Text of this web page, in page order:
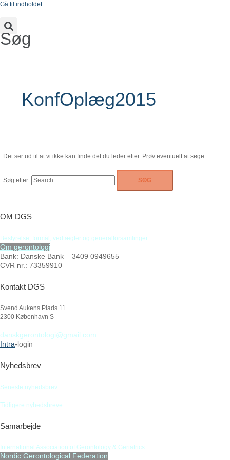
Gå til indholdet
Søg
KonfOplæg2015
Det ser ud til at vi ikke kan finde det du leder efter. Prøv eventuelt at søge.
Søg efter:
OM DGS
Bestyrelse formål, vedtægter og generalforsamlinger
Om gerontologi
Bank: Danske Bank – 3409 0949655
CVR nr.: 73359910
Kontakt DGS
Svend Aukens Plads 11
2300 København S
danskgerontologi@gmail.com
Intra-login
Nyhedsbrev
Seneste nyhedsbrev
Tidligere nyhedsbreve
Samarbejde
International Association of Gerontology & Geriatrics
Nordic Gerontological Federation